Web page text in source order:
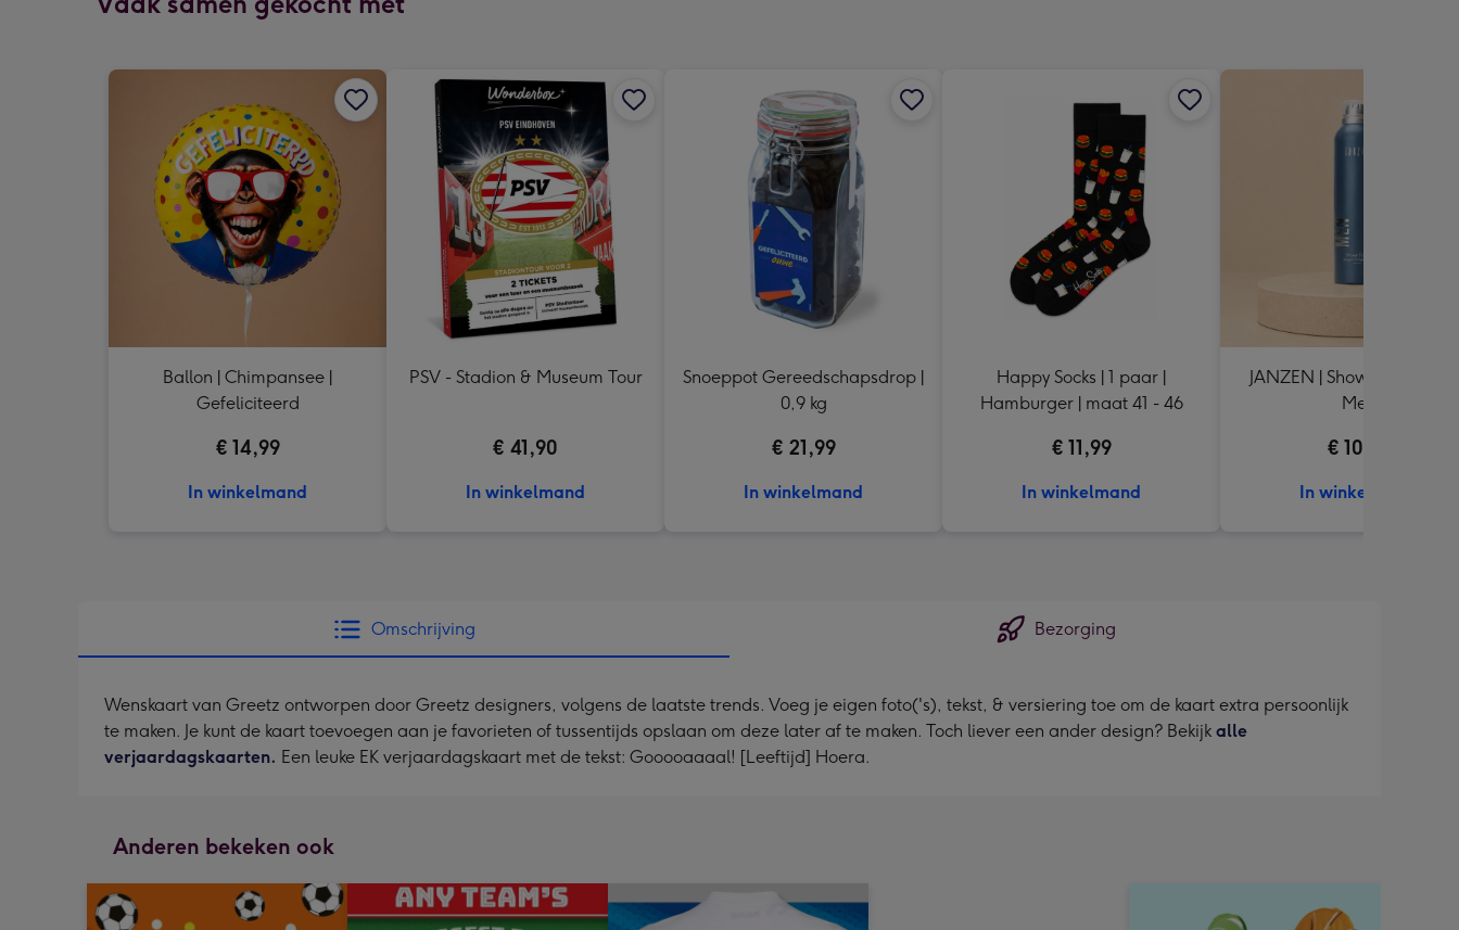
Ballon | Chimpansee |
Gefeliciteerd
€ 14,99
In winkelmand
PSV - Stadion & Museum Tour
€ 41,90
In winkelmand
Snoeppot Gereedschapsdrop |
0,9 kg
€ 21,99
In winkelmand
Happy Socks | 1 paar |
Hamburger | maat 41 - 46
€ 11,99
In winkelmand
JANZEN | Shower foam |
Men
€ 10,99
In winkelmand
Omschrijving Bezorging
Wenskaart van Greetz ontworpen door Greetz designers, volgens de laatste trends. Voeg je eigen foto('s), tekst, & versiering toe om de kaart extra persoonlijk
te maken. Je kunt de kaart toevoegen aan je favorieten of tussentijds opslaan om deze later af te maken. Toch liever een ander design? Bekijk alle
verjaardagskaarten. Een leuke EK verjaardagskaart met de tekst: Gooooaaaal! [Leeftijd] Hoera.
Anderen bekeken ook